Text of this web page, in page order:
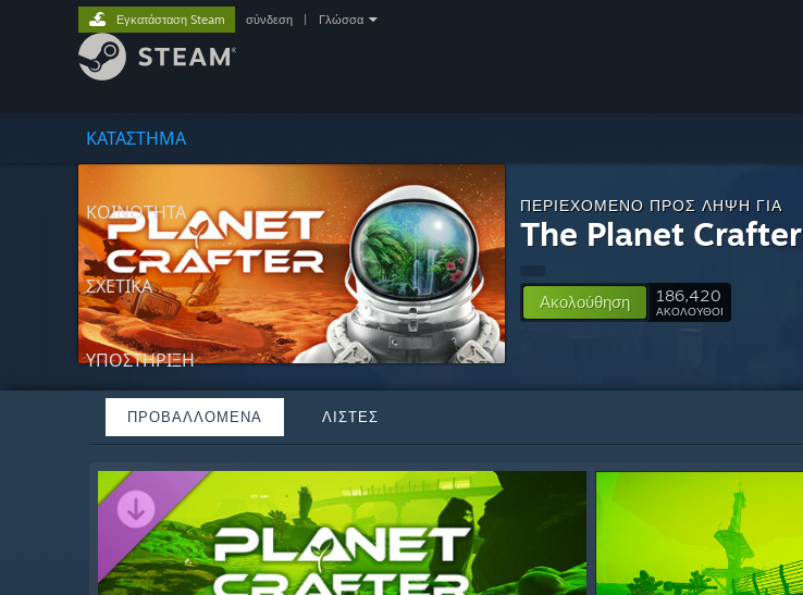
ΚΑΤΑΣΤΗΜΑ
ΚΟΙΝΟΤΗΤΑ
ΣΧΕΤΙΚΆ
ΥΠΟΣΤΗΡΙΞΗ
Εγκατάσταση Steam σύνδεση Γλώσσα
ΠΕΡΙΕΧΌΜΕΝΟ ΠΡΟΣ ΛΉΨΗ ΓΙΑ
The Planet Crafter
Ακολούθηση 186,420
ΑΚΟΛΟΥΘΟΙ
ΠΡΟΒΑΛΛΌΜΕΝΑ ΛΊΣΤΕΣ